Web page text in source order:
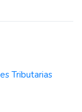
Tributarias